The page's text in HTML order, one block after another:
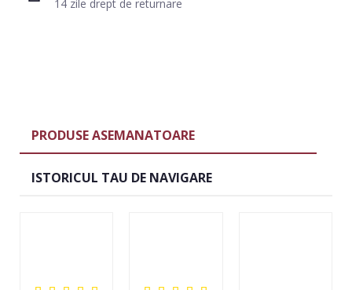
14 zile drept de returnare
PRODUSE ASEMANATOARE
ISTORICUL TAU DE NAVIGARE